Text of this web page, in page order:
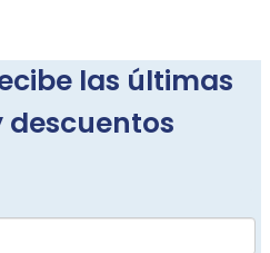
las últimas
descuentos